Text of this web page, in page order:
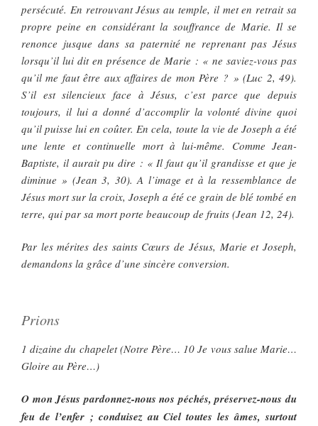
persécuté. En retrouvant Jésus au temple, il met en retrait sa
propre peine en considérant la souffrance de Marie. Il se
renonce jusque dans sa paternité ne reprenant pas Jésus
lorsqu’il lui dit en présence de Marie : « ne saviez-vous pas
qu’il me faut être aux affaires de mon Père ? » (Luc 2, 49).
S’il est silencieux face à Jésus, c’est parce que depuis
toujours, il lui a donné d’accomplir la volonté divine quoi
qu’il puisse lui en coûter. En cela, toute la vie de Joseph a été
une lente et continuelle mort à lui-même. Comme Jean-
Baptiste, il aurait pu dire : « Il faut qu’il grandisse et que je
diminue » (Jean 3, 30). A l’image et à la ressemblance de
Jésus mort sur la croix, Joseph a été ce grain de blé tombé en
terre, qui par sa mort porte beaucoup de fruits (Jean 12, 24).
Par les mérites des saints Cœurs de Jésus, Marie et Joseph,
demandons la grâce d’une sincère conversion.
Prions
1 dizaine du chapelet (Notre Père… 10 Je vous salue Marie…
Gloire au Père…)
O mon Jésus pardonnez-nous nos péchés, préservez-nous du
feu de l’enfer ; conduisez au Ciel toutes les âmes, surtout